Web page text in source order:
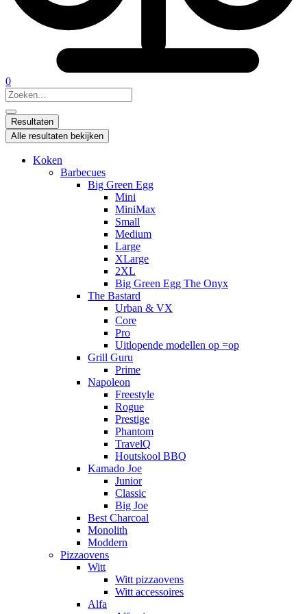
0
Search
...
Resultaten
Alle resultaten bekijken
Koken
Barbecues
Big Green Egg
Mini
MiniMax
Small
Medium
Large
XLarge
2XL
Big Green Egg The Onyx
The Bastard
Urban & VX
Core
Pro
Uitlopende modellen op =op
Grill Guru
Prime
Napoleon
Freestyle
Rogue
Prestige
Phantom
TravelQ
Houtskool BBQ
Kamado Joe
Junior
Classic
Big Joe
Best Charcoal
Monolith
Moddern
Pizzaovens
Witt
Witt pizzaovens
Witt accessoires
Alfa